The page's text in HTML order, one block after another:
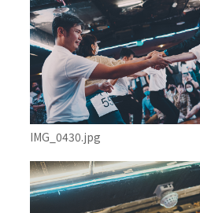
IMG_0430.jpg